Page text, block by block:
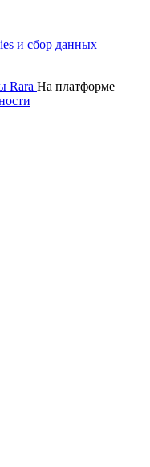
и сбор данных
Rara На платформе